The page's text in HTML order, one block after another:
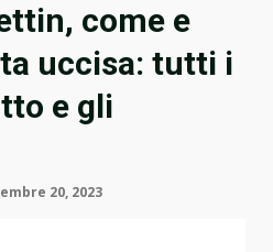
come e
uccisa: tutti i
e gli
20, 2023